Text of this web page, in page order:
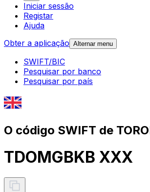
Iniciar sessão
Registar
Ajuda
Obter a aplicação Alternar menu
SWIFT/BIC
Pesquisar por banco
Pesquisar por país
O código SWIFT de
TDOMGBKB XXX